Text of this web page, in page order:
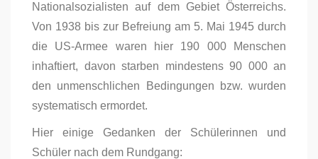
Nationalsozialisten auf dem Gebiet Österreichs.
Von 1938 bis zur Befreiung am 5. Mai 1945 durch
die US-Armee waren hier 190 000 Menschen
inhaftiert, davon starben mindestens 90 000 an
den unmenschlichen Bedingungen bzw. wurden
systematisch ermordet.
Hier einige Gedanken der Schülerinnen und
Schüler nach dem Rundgang: